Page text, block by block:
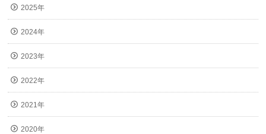
2025年
2024年
2023年
2022年
2021年
2020年